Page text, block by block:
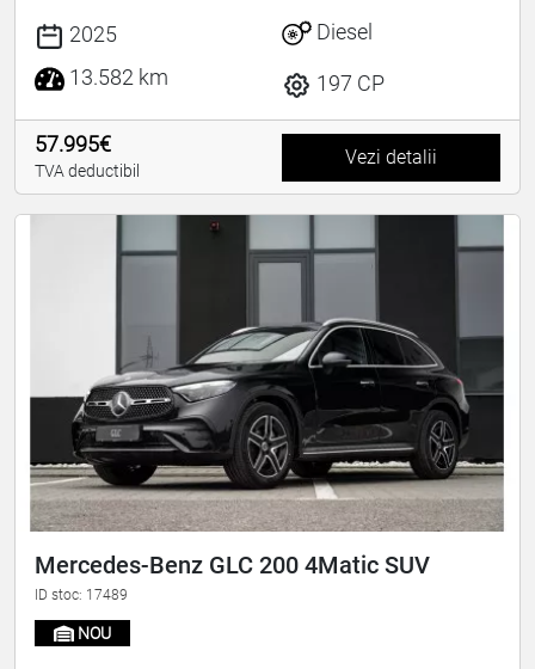
2025
13.582 km
Diesel
197 CP
57.995€
TVA deductibil
Vezi detalii
Mercedes-Benz GLC 200 4Matic SUV
ID stoc: 17489
NOU